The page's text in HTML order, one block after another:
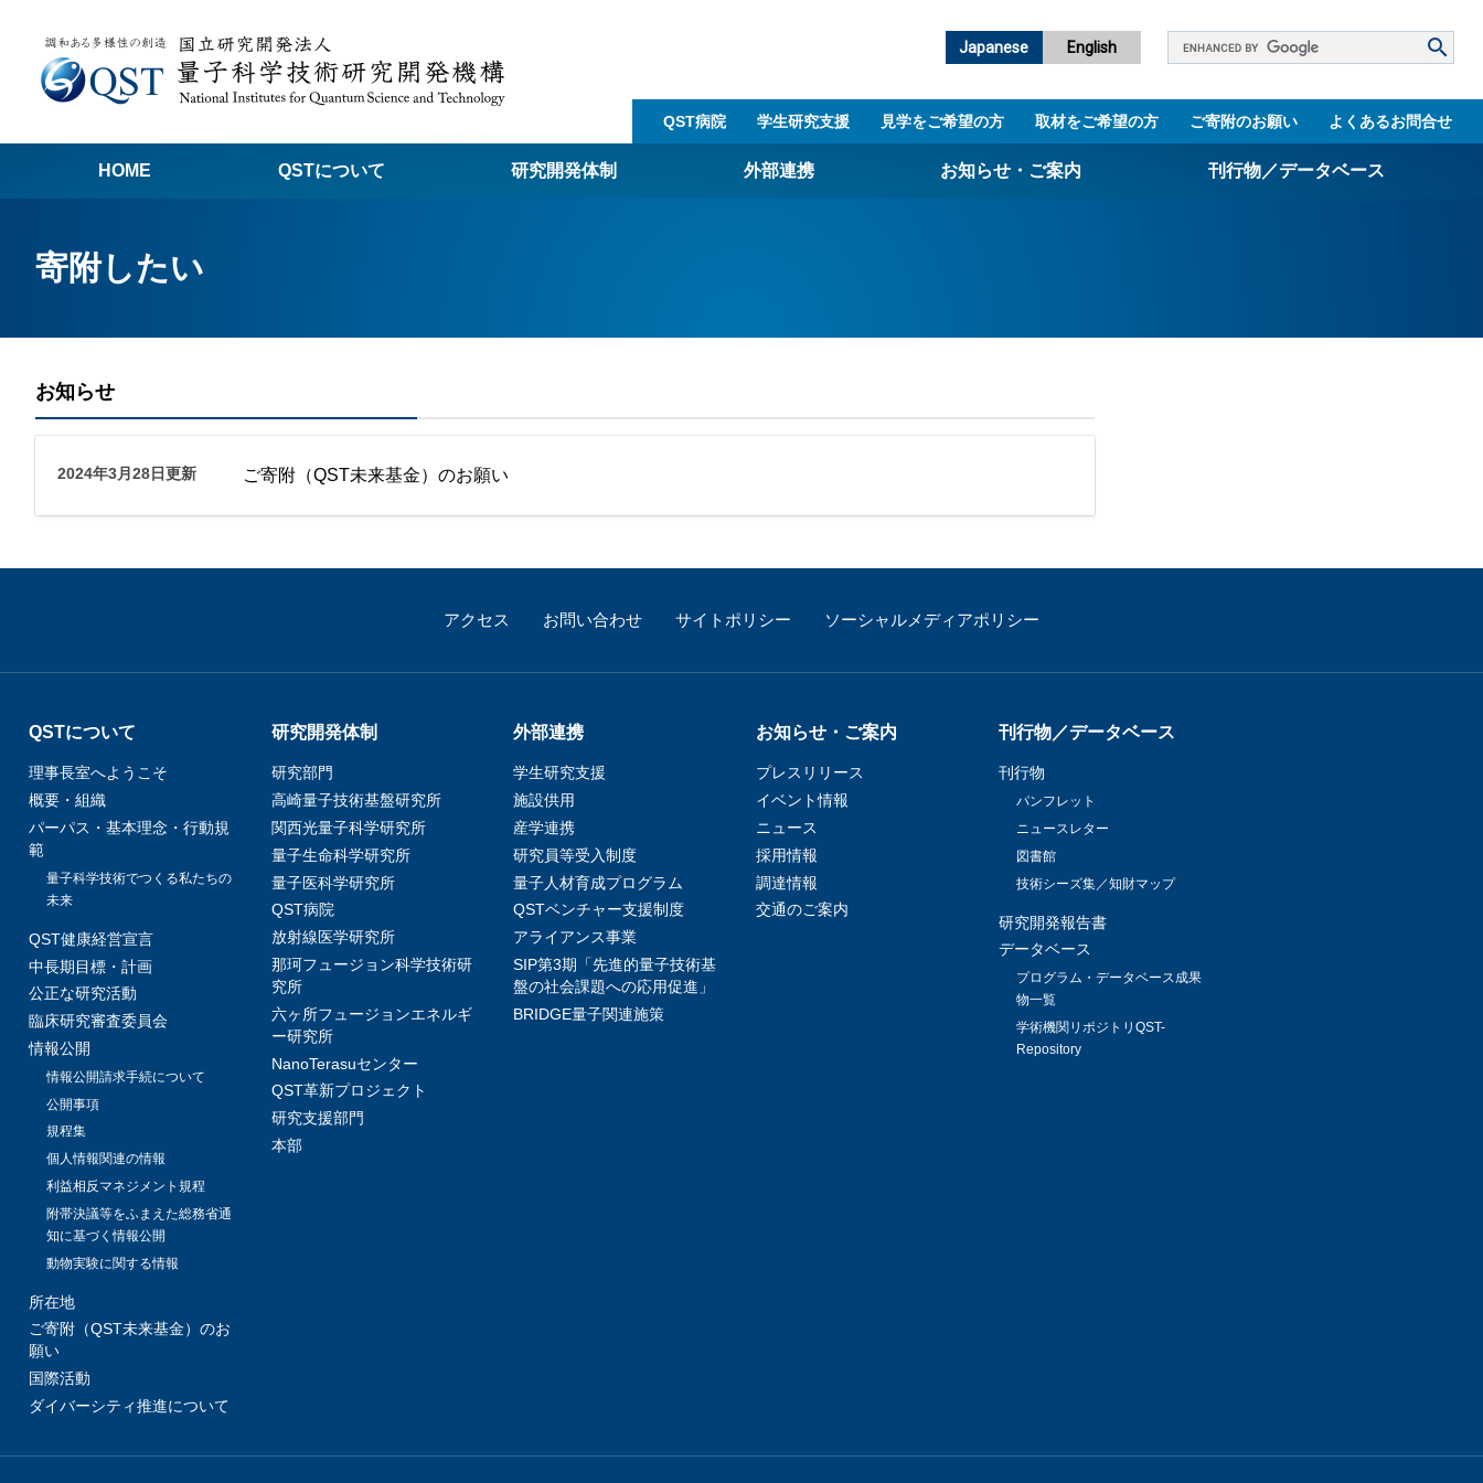
Japanese English
Google
ス
QST病院 学生研究支援​ 見学をご希望の方 取材をご希望の方 ご寄附のお願い よくあるお問合せ
HOME QSTについて
個人情報関連の情報
動物実験に関する情報
研究開発体制
QST病院
QST革新プロジェクト
外部連携
進」
お知らせ・ご案内 刊行物／データベース
技術シーズ集／知財マップ
寄附したい
お知らせ
2024年3月28日更新 ご寄附（QST未来基金）のお願い
アクセス お問い合わせ サイトポリシー ソーシャルメディアポリシー
QSTについて
理事長室へようこそ
概要・組織
パーパス・基本理念・行動規
範
量子科学技術でつくる私たちの
未来
QST健康経営宣言
中長期目標・計画
公正な研究活動
臨床研究審査委員会
情報公開
情報公開請求手続について
公開事項
規程集
個人情報関連の情報
利益相反マネジメント規程
附帯決議等をふまえた総務省通
知に基づく情報公開
動物実験に関する情報
所在地
ご寄附（QST未来基金）のお
願い
国際活動
ダイバーシティ推進について
研究開発体制
研究部門
高崎量子技術基盤研究所
関西光量子科学研究所
量子生命科学研究所
量子医科学研究所
QST病院
放射線医学研究所
那珂フュージョン科学技術研
究所
六ヶ所フュージョンエネルギ
ー研究所
NanoTerasuセンター
QST革新プロジェクト
研究支援部門
本部
外部連携
学生研究支援​
施設供用
産学連携
研究員等受入制度
量子人材育成プログラム
QSTベンチャー支援制度
アライアンス事業
SIP第3期「先進的量子技術基
盤の社会課題への応用促進」
BRIDGE量子関連施策
お知らせ・ご案内
プレスリリース
イベント情報
ニュース
採用情報
調達情報
交通のご案内
刊行物／データベース
刊行物
パンフレット
ニュースレター
図書館
技術シーズ集／知財マップ
研究開発報告書
データベース
プログラム・データベース成果
物一覧
学術機関リポジトリQST-
Repository